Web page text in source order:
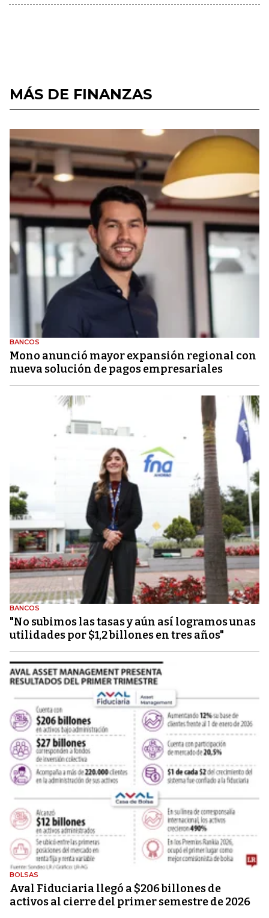
MÁS DE FINANZAS
BANCOS
Mono anunció mayor expansión regional con
nueva solución de pagos empresariales
BANCOS
"No subimos las tasas y aún así logramos unas
utilidades por $1,2 billones en tres años"
BOLSAS
Aval Fiduciaria llegó a $206 billones de
activos al cierre del primer semestre de 2026